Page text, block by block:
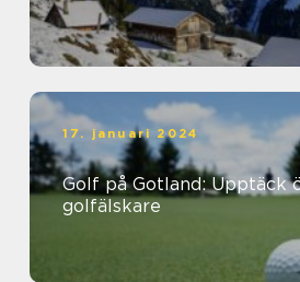
17. januari 2024
Golf på Gotland: Upptäck
golfälskare